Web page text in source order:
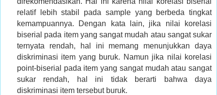
relatif lebih stabil pada sample yang berbeda tingkat
kemampuannya. Dengan kata lain, jika nilai korelasi
biserial pada item yang sangat mudah atau sangat sukar
ternyata rendah, hal ini memang menunjukkan daya
diskriminasi item yang buruk. Namun jika nilai korelasi
point-biserial pada item yang sangat mudah atau sangat
sukar rendah, hal ini tidak berarti bahwa daya
diskriminasi item tersebut buruk.